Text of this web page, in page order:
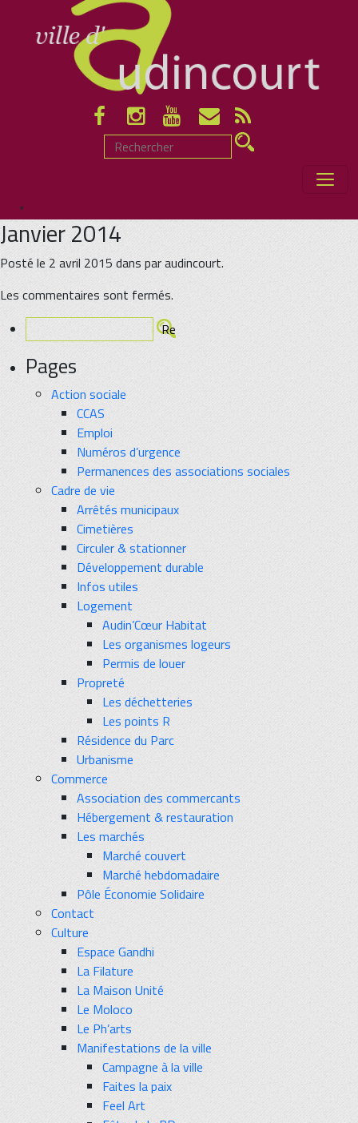
*
Janvier 2014
Posté le 2 avril 2015 dans par audincourt.
Les commentaires sont fermés.
Pages
Action sociale
CCAS
Emploi
Numéros d’urgence
Permanences des associations sociales
Cadre de vie
Arrêtés municipaux
Cimetières
Circuler & stationner
Développement durable
Infos utiles
Logement
Audin’Cœur Habitat
Les organismes logeurs
Permis de louer
Propreté
Les déchetteries
Les points R
Résidence du Parc
Urbanisme
Commerce
Association des commercants
Hébergement & restauration
Les marchés
Marché couvert
Marché hebdomadaire
Pôle Économie Solidaire
Contact
Culture
Espace Gandhi
La Filature
La Maison Unité
Le Moloco
Le Ph’arts
Manifestations de la ville
Campagne à la ville
Faites la paix
Feel Art